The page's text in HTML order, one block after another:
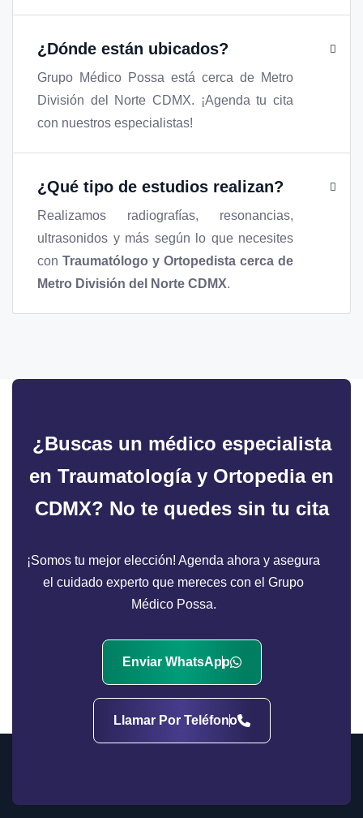
¿Dónde están ubicados?
Grupo Médico Possa está cerca de Metro
División del Norte CDMX. ¡Agenda tu cita
con nuestros especialistas!
¿Qué tipo de estudios realizan?
Realizamos radiografías, resonancias,
ultrasonidos y más según lo que necesites
con Traumatólogo y Ortopedista cerca de
Metro División del Norte CDMX.
¿Buscas un médico especialista
en Traumatología y Ortopedia en
CDMX? No te quedes sin tu cita
¡Somos tu mejor elección! Agenda ahora y asegura
el cuidado experto que mereces con el Grupo
Médico Possa.
Enviar WhatsApp
Llamar Por Teléfono